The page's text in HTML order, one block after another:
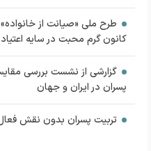
طرح ملی «صیانت از
کانون گرم محبت در سایه اعتیاد
گزارشی از نشست بررسی
پسران در ایران و جهان
تربیت پسران بدون نقش